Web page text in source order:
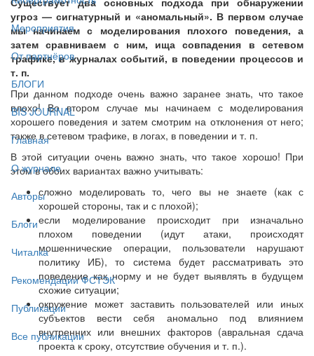
Мероприятия
От партнёров
БЛОГИ
BIS JOURNAL
Главная
О журнале
Авторы
Блоги
Читалка
Рекомендации ФСТЭК
Публикации
Все публикации
угроз — сигнатурный и «аномальный». В первом случае
мы начинаем с моделирования плохого поведения, а
затем сравниваем с ним, ища совпадения в сетевом
трафике, в журналах событий, в поведении процессов и
т. п.
При данном подходе очень важно заранее знать, что такое
плохо! Во втором случае мы начинаем с моделирования
хорошего поведения и затем смотрим на отклонения от него;
также в сетевом трафике, в логах, в поведении и т. п.
В этой ситуации очень важно знать, что такое хорошо! При
этом в обоих вариантах важно учитывать:
сложно моделировать то, чего вы не знаете (как с
хорошей стороны, так и с плохой);
если моделирование происходит при изначально
плохом поведении (идут атаки, происходят
мошеннические операции, пользователи нарушают
политику ИБ), то система будет рассматривать это
поведение как норму и не будет выявлять в будущем
схожие ситуации;
окружение может заставить пользователей или иных
субъектов вести себя аномально под влиянием
внутренних или внешних факторов (авральная сдача
проекта к сроку, отсутствие обучения и т. п.).